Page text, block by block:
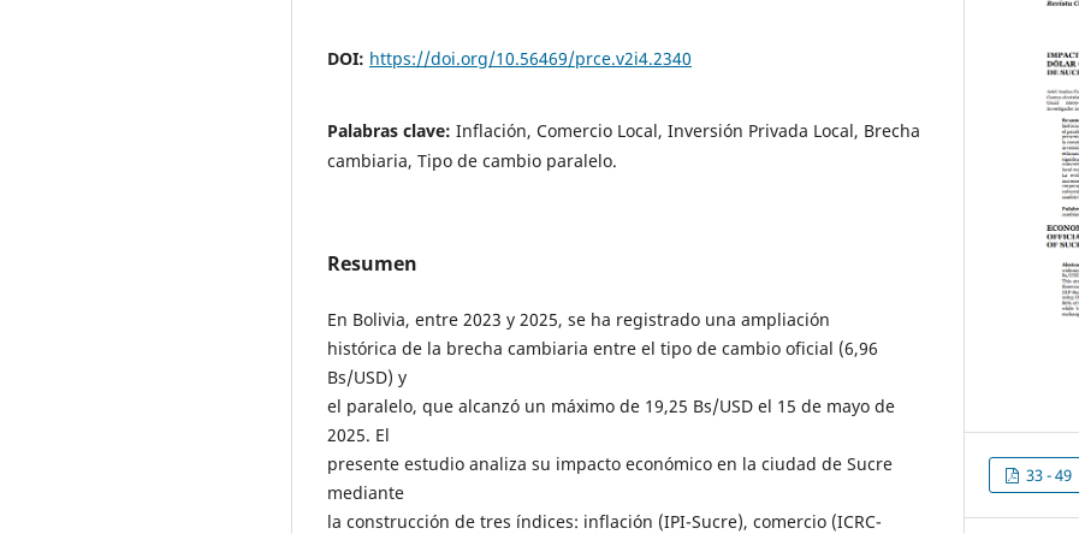
DOI: https://doi.org/10.56469/prce.v2i4.2340
Palabras clave: Inflación, Comercio Local, Inversión Privada Local, Brecha
cambiaria, Tipo de cambio paralelo.
Resumen
En Bolivia, entre 2023 y 2025, se ha registrado una ampliación
histórica de la brecha cambiaria entre el tipo de cambio oficial (6,96
Bs/USD) y
el paralelo, que alcanzó un máximo de 19,25 Bs/USD el 15 de mayo de
2025. El
presente estudio analiza su impacto económico en la ciudad de Sucre
mediante
la construcción de tres índices: inflación (IPI-Sucre), comercio (ICRC-
33 - 49